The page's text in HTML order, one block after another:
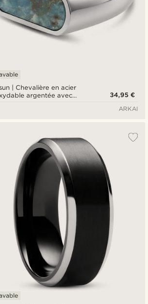
| Chevalière en acier
argentée avec
34,95 €
ARKAI